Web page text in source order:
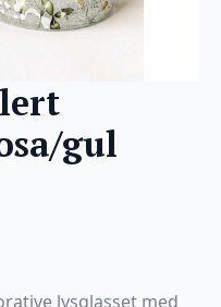
gul
lysglasset med